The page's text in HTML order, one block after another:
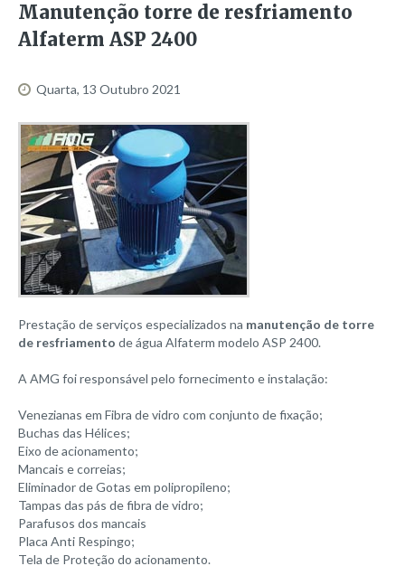
Alfaterm INS 425
Alfaterm INS 670
Alpina 100/5
Alpina 80/3
Alpina 50/3
Alpina INS 20
Alpina INS 16
Korper 180/2
Enchimento de respingo ou contato
Enchimento tipo bloco de grade
Enchimento tipo bandeja
Eliminador de gotas
Hélices axiais
Bicos aspersores
Manutenção torre de resfriamento
Alfaterm ASP 2400
Quarta, 13 Outubro 2021
Prestação de serviços especializados na manutenção de torre
de resfriamento de água Alfaterm modelo ASP 2400.
A AMG foi responsável pelo fornecimento e instalação:
Venezianas em Fibra de vidro com conjunto de fixação;
Buchas das Hélices;
Eixo de acionamento;
Mancais e correias;
Eliminador de Gotas em polipropileno;
Tampas das pás de fibra de vidro;
Parafusos dos mancais
Placa Anti Respingo;
Tela de Proteção do acionamento.